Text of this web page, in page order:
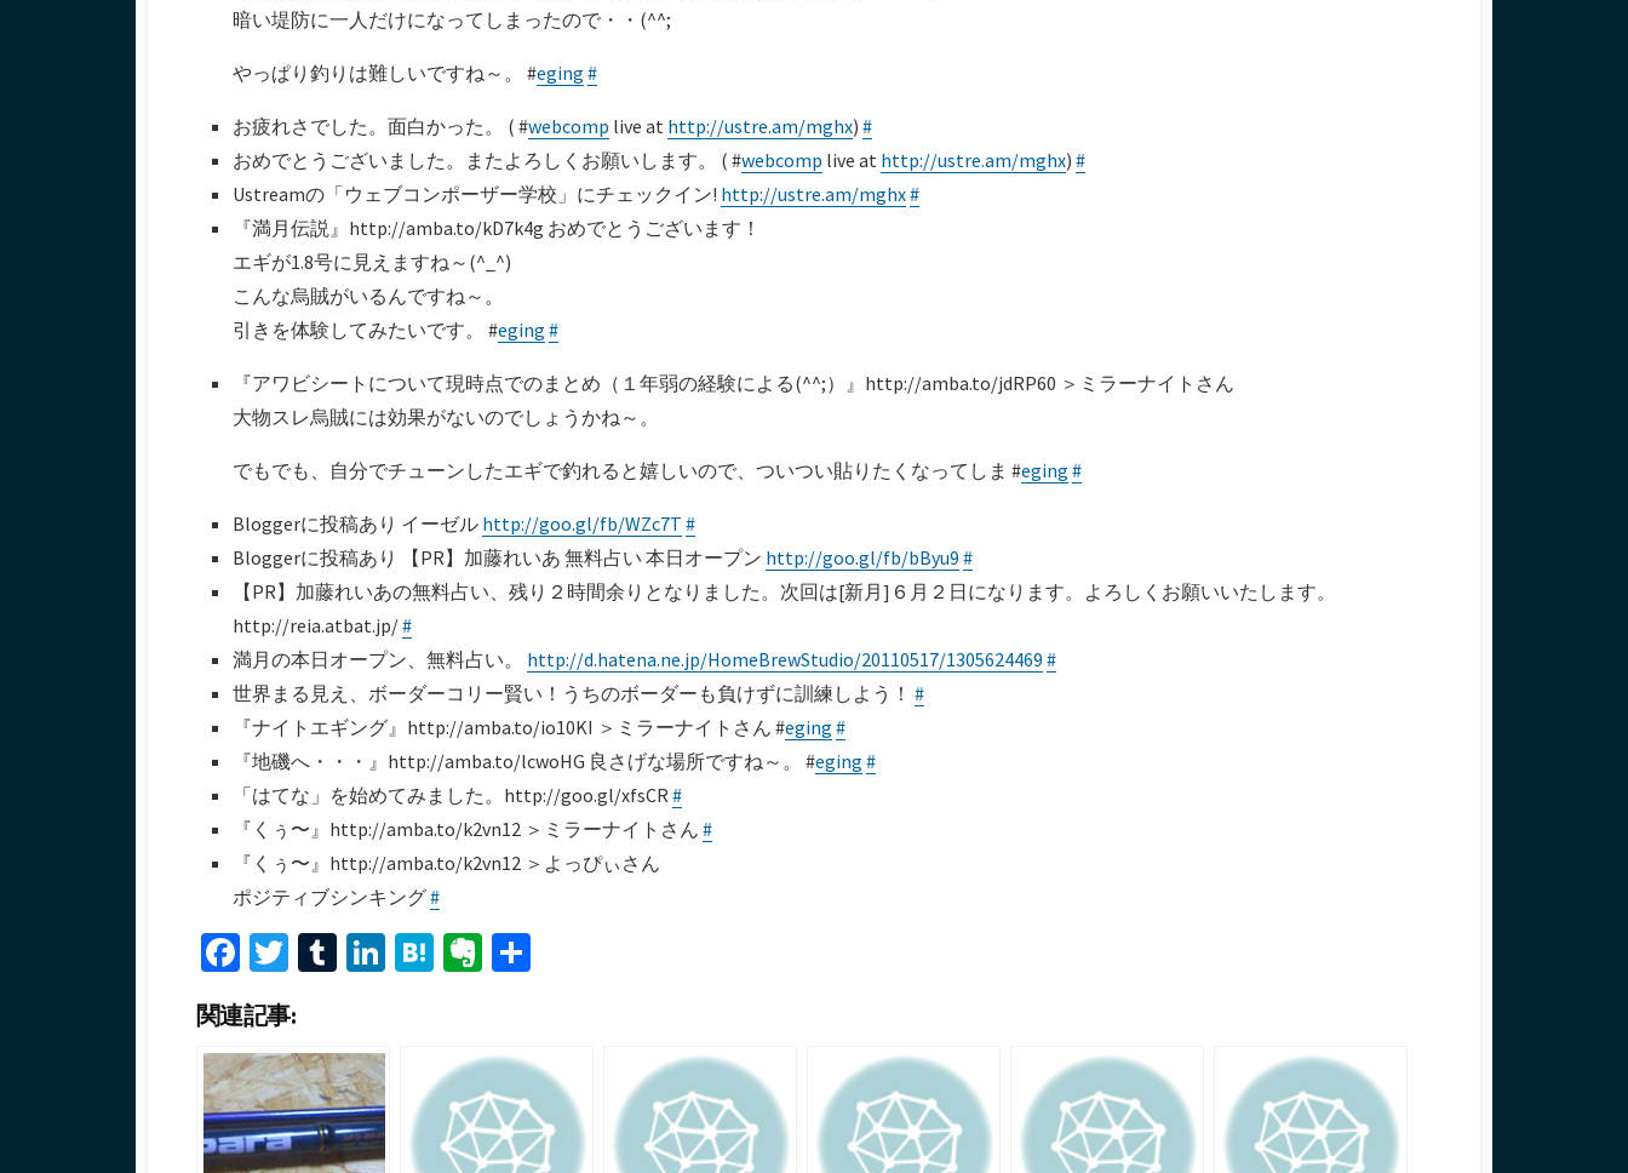
暗い堤防に一人だけになってしまったので・・(^^;
やっぱり釣りは難しいですね～。 #eging #
お疲れさでした。面白かった。 ( #webcomp live at http://ustre.am/mghx) #
おめでとうございました。またよろしくお願いします。 ( #webcomp live at http://ustre.am/mghx) #
Ustreamの「ウェブコンポーザー学校」にチェックイン! http://ustre.am/mghx#
『満月伝説』http://amba.to/kD7k4g おめでとうございます！
エギが1.8号に見えますね～(^_^)
こんな烏賊がいるんですね～。
引きを体験してみたいです。 #eging #
『アワビシートについて現時点でのまとめ（１年弱の経験による(^^;）』http://amba.to/jdRP60 ＞ミラーナイトさん
大物スレ烏賊には効果がないのでしょうかね～。
でもでも、自分でチューンしたエギで釣れると嬉しいので、ついつい貼りたくなってしま #eging #
Bloggerに投稿あり イーゼル http://goo.gl/fb/WZc7T #
Bloggerに投稿あり 【PR】加藤れいあ 無料占い 本日オープン http://goo.gl/fb/bByu9 #
【PR】加藤れいあの無料占い、残り２時間余りとなりました。次回は[新月]６月２日になります。よろしくお願いいたします。
http://reia.atbat.jp/#
満月の本日オープン、無料占い。 http://d.hatena.ne.jp/HomeBrewStudio/20110517/1305624469 #
世界まる見え、ボーダーコリー賢い！うちのボーダーも負けずに訓練しよう！ #
『ナイトエギング』http://amba.to/io10KI ＞ミラーナイトさん #eging #
『地磯へ・・・』http://amba.to/lcwoHG 良さげな場所ですね～。 #eging #
「はてな」を始めてみました。http://goo.gl/xfsCR#
『くぅ〜』http://amba.to/k2vn12 ＞ミラーナイトさん #
『くぅ〜』http://amba.to/k2vn12 ＞よっぴぃさん
ポジティブシンキング#
Fa
ce
b
o
o
k
T
wi
tt
er
T
bl
r
Li H
n
a
Ev
ot
e
関連記事: